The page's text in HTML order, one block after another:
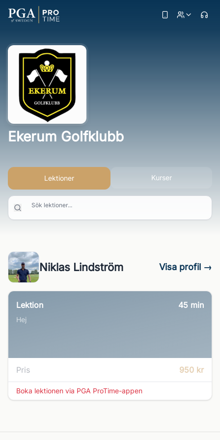
Ekerum Golfklubb
Lektioner Kurser
Sök lektioner...
Niklas Lindström Visa profil →
Lektion 45 min
Hej
Pris 950 kr
Boka lektionen via PGA ProTime-appen